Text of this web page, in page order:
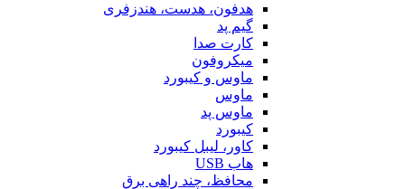
هدفون، هدست، هندزفری
گیم پد
کارت صدا
میکروفون
ماوس و کیبورد
ماوس
ماوس پد
کیبورد
کاور، لیبل کیبورد
هاب USB
محافظ، چند راهی برق